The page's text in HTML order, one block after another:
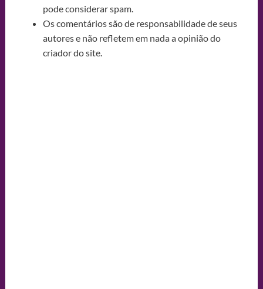
pode considerar spam.
Os comentários são de responsabilidade de seus
autores e não refletem em nada a opinião do
criador do site.